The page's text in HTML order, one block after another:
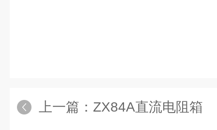
上一篇： ZX84A直流电阻箱